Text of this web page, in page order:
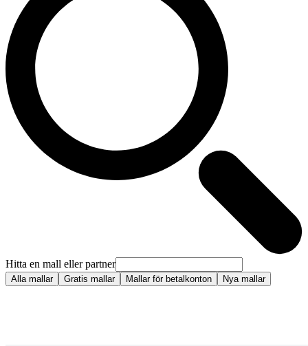
Hitta en mall eller partner
Alla mallar Gratis mallar Mallar för betalkonton Nya mallar